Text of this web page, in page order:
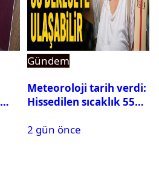
Gündem
Meteoroloji tarih verdi:
Hissedilen sıcaklık 55
2 gün önce